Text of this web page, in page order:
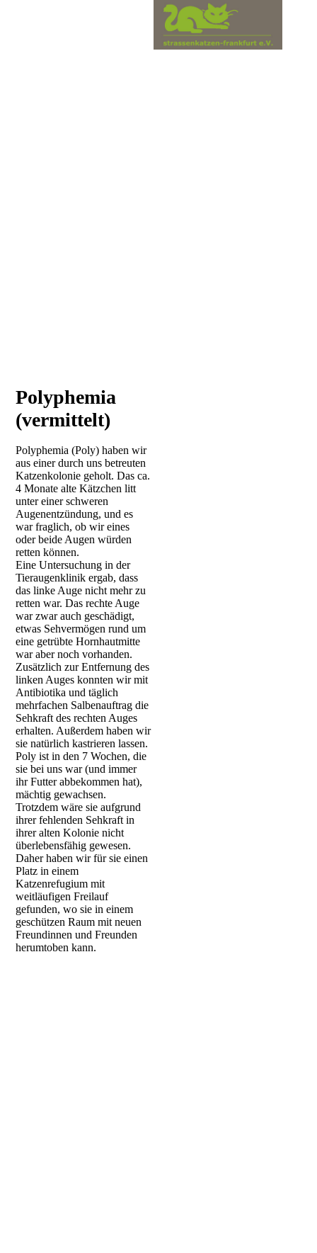
Polyphemia
(vermittelt)
Polyphemia (Poly) haben wir
aus einer durch uns betreuten
Katzenkolonie geholt. Das ca.
4 Monate alte Kätzchen litt
unter einer schweren
Augenentzündung, und es
war fraglich, ob wir eines
oder beide Augen würden
retten können.
Eine Untersuchung in der
Tieraugenklinik ergab, dass
das linke Auge nicht mehr zu
retten war. Das rechte Auge
war zwar auch geschädigt,
etwas Sehvermögen rund um
eine getrübte Hornhautmitte
war aber noch vorhanden.
Zusätzlich zur Entfernung des
linken Auges konnten wir mit
Antibiotika und täglich
mehrfachen Salbenauftrag die
Sehkraft des rechten Auges
erhalten. Außerdem haben wir
sie natürlich kastrieren lassen.
Poly ist in den 7 Wochen, die
sie bei uns war (und immer
ihr Futter abbekommen hat),
mächtig gewachsen.
Trotzdem wäre sie aufgrund
ihrer fehlenden Sehkraft in
ihrer alten Kolonie nicht
überlebensfähig gewesen.
Daher haben wir für sie einen
Platz in einem
Katzenrefugium mit
weitläufigen Freilauf
gefunden, wo sie in einem
geschützen Raum mit neuen
Freundinnen und Freunden
herumtoben kann.